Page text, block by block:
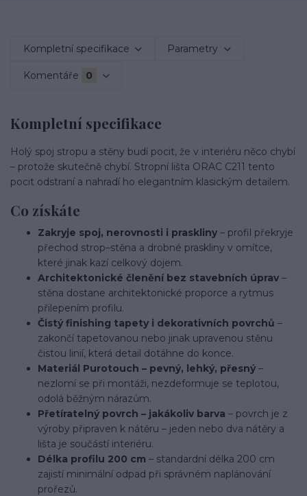
Kompletní specifikace Parametry
Komentáře 0
Kompletní specifikace
Holý spoj stropu a stěny budí pocit, že v interiéru něco chybí
– protože skutečně chybí. Stropní lišta ORAC C211 tento
pocit odstraní a nahradí ho elegantním klasickým detailem.
Co získáte
Zakryje spoj, nerovnosti i praskliny – profil překryje
přechod strop–stěna a drobné praskliny v omítce,
které jinak kazí celkový dojem.
Architektonické členění bez stavebních úprav –
stěna dostane architektonické proporce a rytmus
přilepením profilu.
Čistý finishing tapety i dekorativních povrchů –
zakončí tapetovanou nebo jinak upravenou stěnu
čistou linií, která detail dotáhne do konce.
Materiál Purotouch – pevný, lehký, přesný –
nezlomí se při montáži, nezdeformuje se teplotou,
odolá běžným nárazům.
Přetíratelný povrch – jakákoliv barva – povrch je z
výroby připraven k nátěru – jeden nebo dva nátěry a
lišta je součástí interiéru.
Délka profilu 200 cm – standardní délka 200 cm
zajistí minimální odpad při správném naplánování
prořezů.